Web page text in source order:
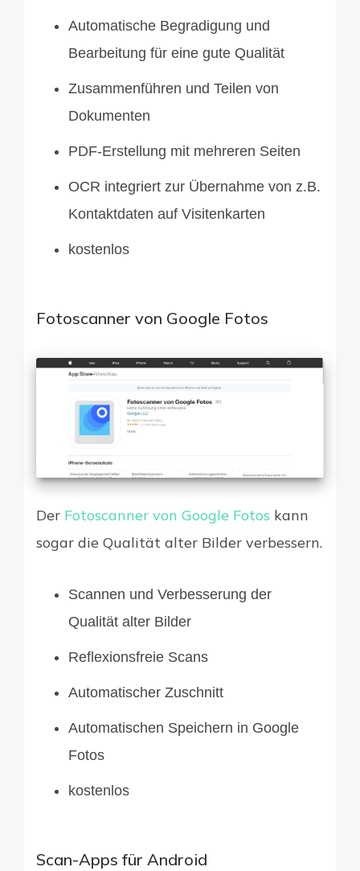
Automatische Begradigung und
Bearbeitung für eine gute Qualität
Zusammenführen und Teilen von
Dokumenten
PDF-Erstellung mit mehreren Seiten
OCR integriert zur Übernahme von z.B.
Kontaktdaten auf Visitenkarten
kostenlos
Fotoscanner von Google Fotos
Der Fotoscanner von Google Fotos kann
sogar die Qualität alter Bilder verbessern.
Scannen und Verbesserung der
Qualität alter Bilder
Reflexionsfreie Scans
Automatischer Zuschnitt
Automatischen Speichern in Google
Fotos
kostenlos
Scan-Apps für Android